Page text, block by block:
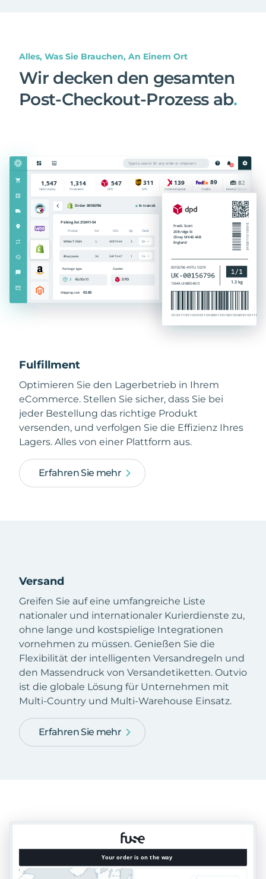
Alles, Was Sie Brauchen, An Einem Ort
Wir decken den gesamten
Post-Checkout-Prozess ab.
Fulfillment
Optimieren Sie den Lagerbetrieb in Ihrem
eCommerce. Stellen Sie sicher, dass Sie bei
jeder Bestellung das richtige Produkt
versenden, und verfolgen Sie die Effizienz Ihres
Lagers. Alles von einer Plattform aus.
Erfahren Sie mehr
Versand
Greifen Sie auf eine umfangreiche Liste
nationaler und internationaler Kurierdienste zu,
ohne lange und kostspielige Integrationen
vornehmen zu müssen. Genießen Sie die
Flexibilität der intelligenten Versandregeln und
den Massendruck von Versandetiketten. Outvio
ist die globale Lösung für Unternehmen mit
Multi-Country und Multi-Warehouse Einsatz.
Erfahren Sie mehr